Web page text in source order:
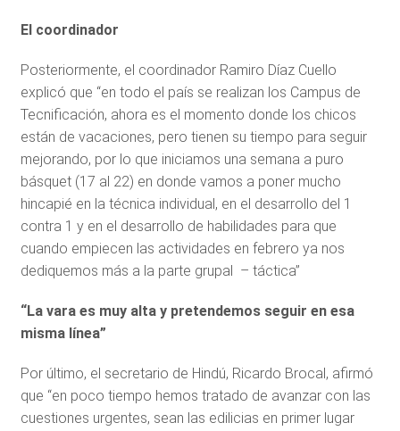
El coordinador
Posteriormente, el coordinador Ramiro Díaz Cuello
explicó que “en todo el país se realizan los Campus de
Tecnificación, ahora es el momento donde los chicos
están de vacaciones, pero tienen su tiempo para seguir
mejorando, por lo que iniciamos una semana a puro
básquet (17 al 22) en donde vamos a poner mucho
hincapié en la técnica individual, en el desarrollo del 1
contra 1 y en el desarrollo de habilidades para que
cuando empiecen las actividades en febrero ya nos
dediquemos más a la parte grupal – táctica”
“La vara es muy alta y pretendemos seguir en esa
misma línea”
Por último, el secretario de Hindú, Ricardo Brocal, afirmó
que “en poco tiempo hemos tratado de avanzar con las
cuestiones urgentes, sean las edilicias en primer lugar